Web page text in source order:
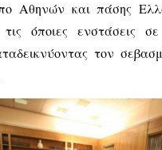
Αθηνών και πάσης
τις όποιες ενστάσεις
τον